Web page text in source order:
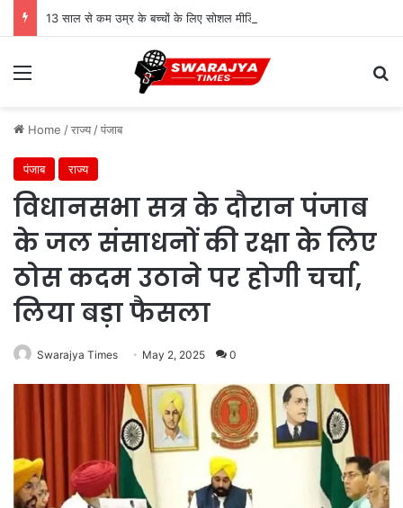
Menu
Home /राज्य /पंजाब
पंजाब राज्य
विधानसभा सत्र के दौरान पंजाब
के जल संसाधनों की रक्षा के लिए
ठोस कदम उठाने पर होगी चर्चा,
लिया बड़ा फैसला
Swarajya Times May 2, 2025 0